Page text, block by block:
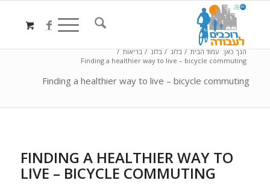
Finding a healthier way to live – bicycle commuting
הנך כאן: עמוד הבית / בלוג / בלוג / בריאות /
Finding a healthier way to live – bicycle commuting
FINDING A HEALTHIER WAY TO
LIVE – BICYCLE COMMUTING